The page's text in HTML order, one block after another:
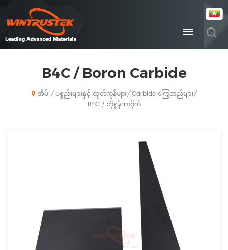
B4C / Boron Carbide
အိမ် / ပစ္စည်းများနှင့် ထုတ်ကုန်များ/ Carbide ကြွေထည်များ/
B4C / ဘိုရွန်ကာဗိုက်